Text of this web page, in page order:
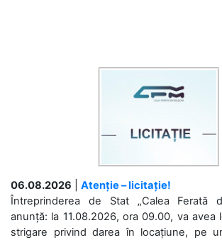
06.08.2026
Atenție – licitație!
Întreprinderea de Stat „Calea Ferată
anunță: la 11.08.2026, ora 09.00, va avea
strigare privind darea în locațiune, pe